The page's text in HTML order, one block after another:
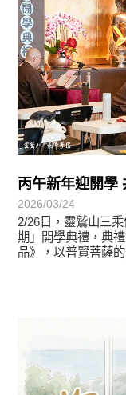
丙午新年迎開學
2026/03/24
2/26日，靈鷲山三
期」開學典禮，典
品》，以普賢菩薩